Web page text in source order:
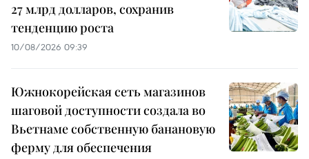
27 млрд долларов, сохранив
тенденцию роста
10/08/2026 09:39
Южнокорейская сеть магазинов
шаговой доступности создала во
Вьетнаме собственную банановую
ферму для обеспечения